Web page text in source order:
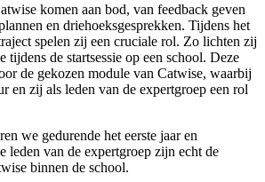
komen aan bod, van feedback geven
en driehoeksgesprekken. Tijdens het
spelen zij een cruciale rol. Zo lichten zij
tijdens de startsessie op een school. Deze
de gekozen module van Catwise, waarbij
en zij als leden van de expertgroep een rol
we gedurende het eerste jaar en
leden van de expertgroep zijn echt de
binnen de school.